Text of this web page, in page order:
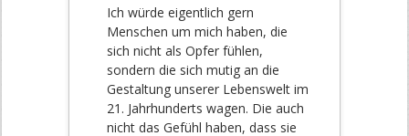
Ich würde eigentlich gern
Menschen um mich haben, die
sich nicht als Opfer fühlen,
sondern die sich mutig an die
Gestaltung unserer Lebenswelt im
21. Jahrhunderts wagen. Die auch
nicht das Gefühl haben, dass sie